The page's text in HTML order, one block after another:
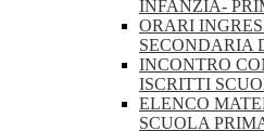
INFANZIA-
ORARI
SECONDARIA
INCONTRO
ISCRITTI
ELENCO
SCUOLA